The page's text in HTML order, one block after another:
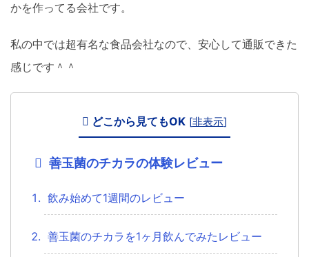
かを作ってる会社です。
私の中では超有名な食品会社なので、安心して通販できた
感じです＾＾
どこから見てもOK [非表示]
善玉菌のチカラの体験レビュー
飲み始めて1週間のレビュー
善玉菌のチカラを1ヶ月飲んでみたレビュー